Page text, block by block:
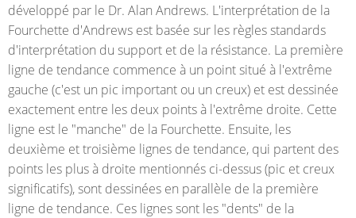
développé par le Dr. Alan Andrews. L'interprétation de la
Fourchette d'Andrews est basée sur les règles standards
d'interprétation du support et de la résistance. La première
ligne de tendance commence à un point situé à l'extrême
gauche (c'est un pic important ou un creux) et est dessinée
exactement entre les deux points à l'extrême droite. Cette
ligne est le "manche" de la Fourchette. Ensuite, les
deuxième et troisième lignes de tendance, qui partent des
points les plus à droite mentionnés ci-dessus (pic et creux
significatifs), sont dessinées en parallèle de la première
ligne de tendance. Ces lignes sont les "dents" de la